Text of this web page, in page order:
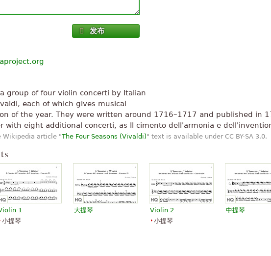
”
提琴，喜欢古典音乐，并做我路轨的文件夹。特
的是你 ！”
, 维瓦尔第是一个 loquillo, 只要写音乐, 但他
以 c: 我找不到这个分数，最后!我为你找到真理
键 … … 中并不是任何一方维瓦尔第的冬天我下
”
人, 我们没有这样的安排的来源。多谢”
发布
group of four violin concerti by Italian
each of which gives musical
of the year. They were written around 1716–1717 and published in
with eight additional concerti, as Il cimento dell'armonia e
Wikipedia article "The Four Seasons (Vivaldi)" text is available under CC BY-SA 3.0.
1
小提琴
大提琴
Violin 2
小提琴
中提琴